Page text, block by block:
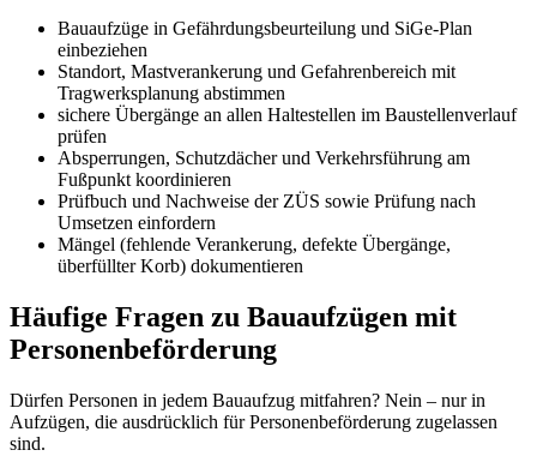
Bauaufzüge in Gefährdungsbeurteilung und SiGe-Plan
einbeziehen
Standort, Mastverankerung und Gefahrenbereich mit
Tragwerksplanung abstimmen
sichere Übergänge an allen Haltestellen im Baustellenverlauf
prüfen
Absperrungen, Schutzdächer und Verkehrsführung am
Fußpunkt koordinieren
Prüfbuch und Nachweise der ZÜS sowie Prüfung nach
Umsetzen einfordern
Mängel (fehlende Verankerung, defekte Übergänge,
überfüllter Korb) dokumentieren
Häufige Fragen zu Bauaufzügen mit
Personenbeförderung
Dürfen Personen in jedem Bauaufzug mitfahren? Nein – nur in
Aufzügen, die ausdrücklich für Personenbeförderung zugelassen
sind.